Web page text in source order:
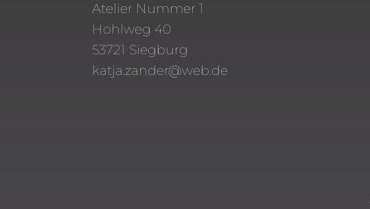
Atelier Nummer 1
Hohlweg 40
53721 Siegburg
katja.zander@web.de